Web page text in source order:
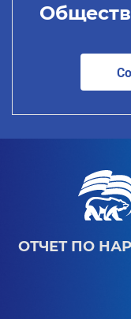
ОТЧЕТ ПО